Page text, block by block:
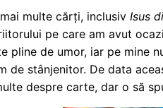
multe cărți, inclusiv Isus
pe care am avut
de umor, iar pe mine
stânjenitor. De data
despre carte, dar o să